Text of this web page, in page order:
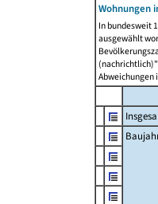
Wohnungen
In bundesweit
ausgewählt
Abweichungen